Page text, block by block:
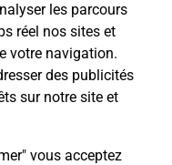
les parcours
réel nos sites et
votre navigation.
des publicités
sur notre site et
vous acceptez
depuis :
? Découvrez
La Poste.